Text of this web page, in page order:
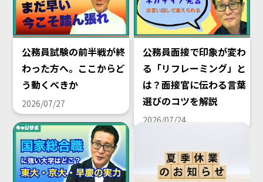
公務員試験の前半戦が終
わった方へ。ここからど
う動くべきか
2026/07/27
公務員面接で印象が変わ
る「リフレーミング」と
は？面接官に伝わる言葉
選びのコツを解説
2026/07/24